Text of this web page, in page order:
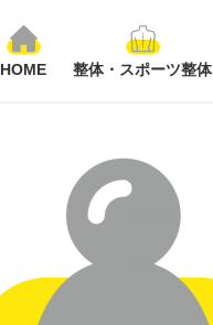
HOME 整体・スポーツ整体